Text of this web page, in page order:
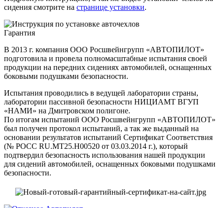
сидения смотрите на странице установки.
Гарантия
В 2013 г. компания ООО Росшвейнгрупп «АВТОПИЛОТ»
подготовила и провела полномасштабные испытания своей
продукции на передних сидениях автомобилей, оснащенных
боковыми подушками безопасности.
Испытания проводились в ведущей лаборатории страны,
лаборатории пассивной безопасности НИЦИАМТ ВГУП
«НАМИ» на Дмитровском полигоне.
По итогам испытаний ООО Росшвейнгрупп «АВТОПИЛОТ»
был получен протокол испытаний, а так же выданный на
основании результатов испытаний Сертификат Соответствия
(№ РОСС RU.MT25.H00520 от 03.03.2014 г.), который
подтвердил безопасность использования нашей продукции
для сидений автомобилей, оснащенных боковыми подушками
безопасности.